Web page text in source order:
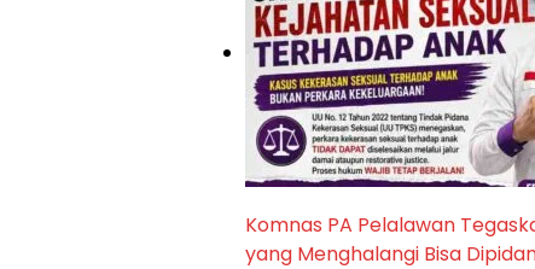
Komnas PA Pelalawan
yang Menghalangi Bisa